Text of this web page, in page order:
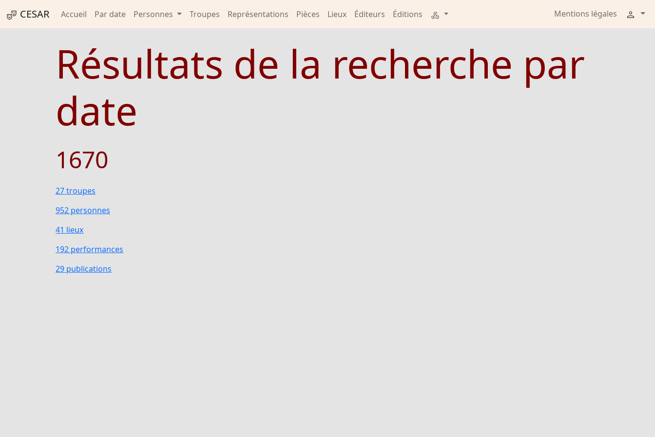
CESAR Accueil Par date Personnes Troupes Représentations Pièces Lieux Éditeurs Éditions Mentions légales
Résultats de la recherche par
date
1670
27 troupes
952 personnes
41 lieux
192 performances
29 publications